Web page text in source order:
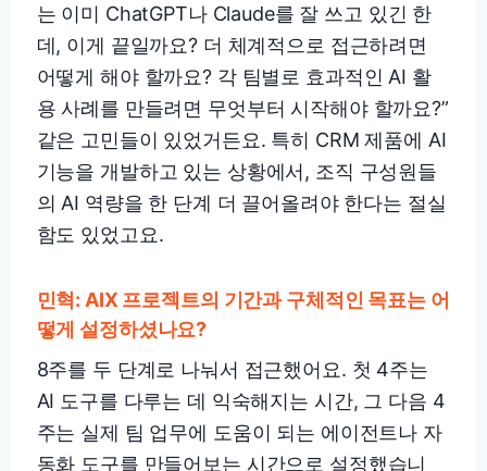
는 이미 ChatGPT나 Claude를 잘 쓰고 있긴 한
데, 이게 끝일까요? 더 체계적으로 접근하려면
어떻게 해야 할까요? 각 팀별로 효과적인 AI 활
용 사례를 만들려면 무엇부터 시작해야 할까요?”
같은 고민들이 있었거든요. 특히 CRM 제품에 AI
기능을 개발하고 있는 상황에서, 조직 구성원들
의 AI 역량을 한 단계 더 끌어올려야 한다는 절실
함도 있었고요.
민혁: AIX 프로젝트의 기간과 구체적인 목표는 어
떻게 설정하셨나요?
8주를 두 단계로 나눠서 접근했어요. 첫 4주는
AI 도구를 다루는 데 익숙해지는 시간, 그 다음 4
주는 실제 팀 업무에 도움이 되는 에이전트나 자
동화 도구를 만들어보는 시간으로 설정했습니